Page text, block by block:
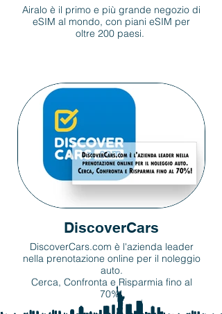
Airalo è il primo e più grande negozio di
eSIM al mondo, con piani eSIM per
oltre 200 paesi.
DiscoverCars
DiscoverCars.com è l'azienda leader
nella prenotazione online per il noleggio
auto.
Cerca, Confronta e Risparmia fino al
70%!